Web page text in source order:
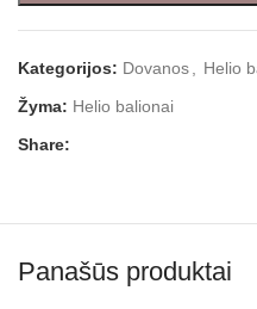
Kategorijos: Dovanos
Helio
Žyma: Helio balionai
Share:
Panašūs produktai